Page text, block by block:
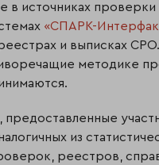
в источниках проверки
«СПАРК-
реестрах и выписках СРО.
методике
предоставленные
из
реестров,